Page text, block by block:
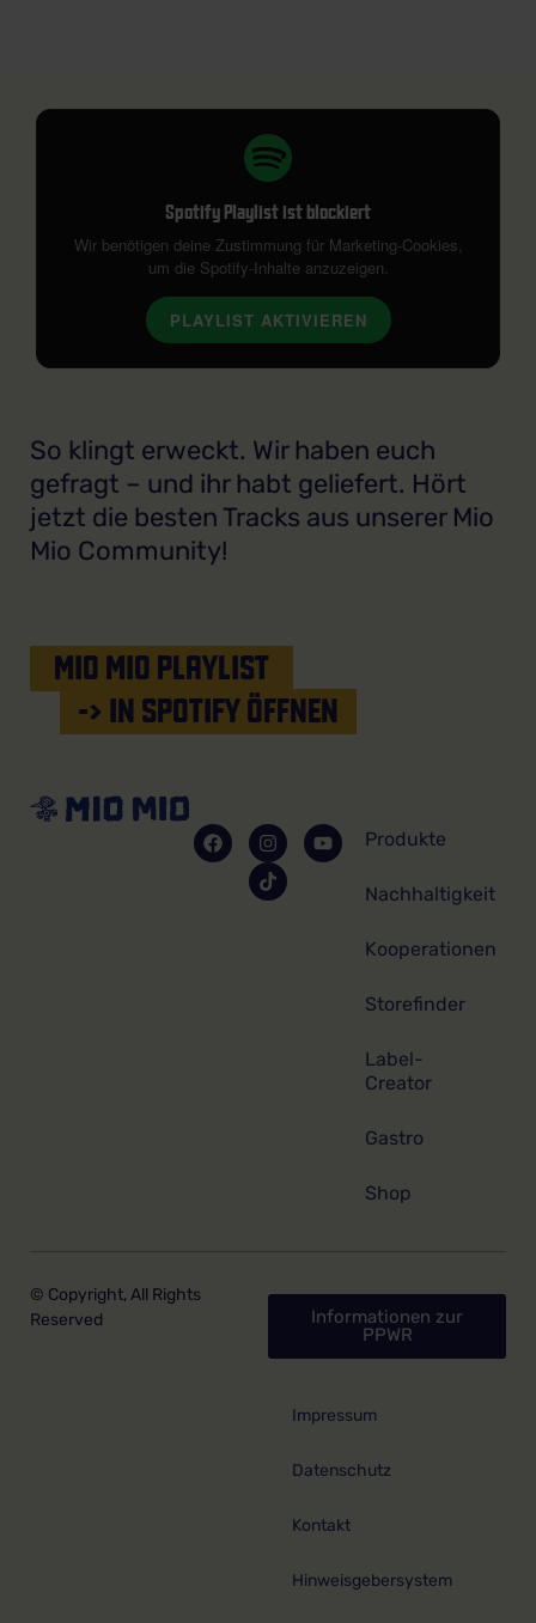
Spotify Playlist ist blockiert
Wir benötigen deine Zustimmung für Marketing-Cookies,
um die Spotify-Inhalte anzuzeigen.
PLAYLIST AKTIVIEREN
So klingt erweckt. Wir haben euch
gefragt – und ihr habt geliefert. Hört
jetzt die besten Tracks aus unserer Mio
Mio Community!
MIO MIO PLAYLIST
-> IN SPOTIFY ÖFFNEN
Produkte
Nachhaltigkeit
Kooperationen
Storefinder
Label-
Creator
Gastro
Shop
© Copyright, All Rights
Reserved
Informationen zur
PPWR
Impressum
Datenschutz
Kontakt
Hinweisgebersystem